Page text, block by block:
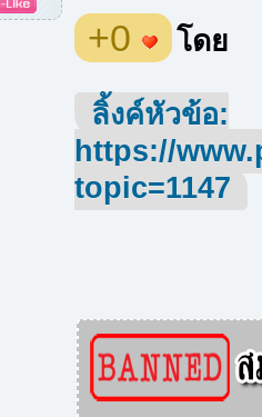
+0 โดย
ลิ้งค์หัวข้อ:
https://
topic=1147